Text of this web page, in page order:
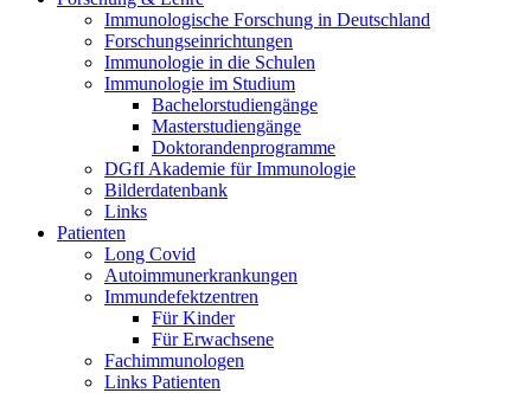
Immunologische Forschung in Deutschland
Forschungseinrichtungen
Immunologie in die Schulen
Immunologie im Studium
Bachelorstudiengänge
Masterstudiengänge
Doktorandenprogramme
DGfI Akademie für Immunologie
Bilderdatenbank
Links
Patienten
Long Covid
Autoimmunerkrankungen
Immundefektzentren
Für Kinder
Für Erwachsene
Fachimmunologen
Links Patienten